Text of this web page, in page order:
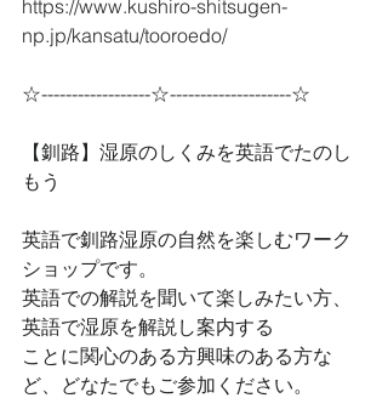
https://www.kushiro-shitsugen-
np.jp/kansatu/tooroedo/
☆------------------☆--------------------☆
【釧路】湿原のしくみを英語でたのし
もう
英語で釧路湿原の自然を楽しむワーク
ショップです。
英語での解説を聞いて楽しみたい方、
英語で湿原を解説し案内する
ことに関心のある方興味のある方な
ど、どなたでもご参加ください。